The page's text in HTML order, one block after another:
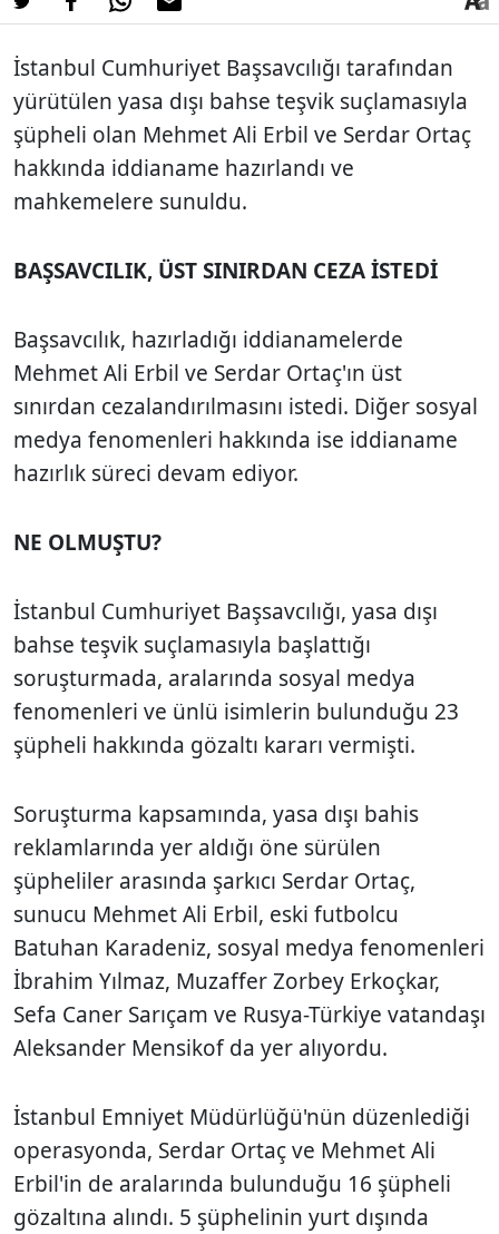
İstanbul Cumhuriyet Başsavcılığı tarafından
yürütülen yasa dışı bahse teşvik suçlamasıyla
şüpheli olan Mehmet Ali Erbil ve Serdar Ortaç
hakkında iddianame hazırlandı ve
mahkemelere sunuldu.
BAŞSAVCILIK, ÜST SINIRDAN CEZA İSTEDİ
Başsavcılık, hazırladığı iddianamelerde
Mehmet Ali Erbil ve Serdar Ortaç'ın üst
sınırdan cezalandırılmasını istedi. Diğer sosyal
medya fenomenleri hakkında ise iddianame
hazırlık süreci devam ediyor.
NE OLMUŞTU?
İstanbul Cumhuriyet Başsavcılığı, yasa dışı
bahse teşvik suçlamasıyla başlattığı
soruşturmada, aralarında sosyal medya
fenomenleri ve ünlü isimlerin bulunduğu 23
şüpheli hakkında gözaltı kararı vermişti.
Soruşturma kapsamında, yasa dışı bahis
reklamlarında yer aldığı öne sürülen
şüpheliler arasında şarkıcı Serdar Ortaç,
sunucu Mehmet Ali Erbil, eski futbolcu
Batuhan Karadeniz, sosyal medya fenomenleri
İbrahim Yılmaz, Muzaffer Zorbey Erkoçkar,
Sefa Caner Sarıçam ve Rusya-Türkiye vatandaşı
Aleksander Mensikof da yer alıyordu.
İstanbul Emniyet Müdürlüğü'nün düzenlediği
operasyonda, Serdar Ortaç ve Mehmet Ali
Erbil'in de aralarında bulunduğu 16 şüpheli
gözaltına alındı. 5 şüphelinin yurt dışında